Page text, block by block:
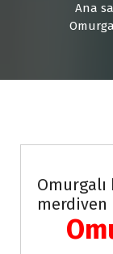
Ana
merdiven